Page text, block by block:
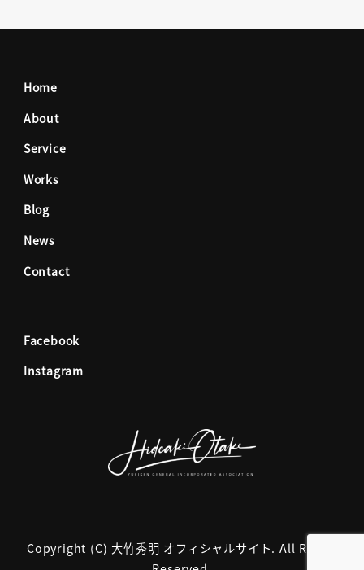
Home
About
Service
Works
Blog
News
Contact
Facebook
Instagram
Copyright (C) 大竹秀明 オフィシャルサイト. All Rights